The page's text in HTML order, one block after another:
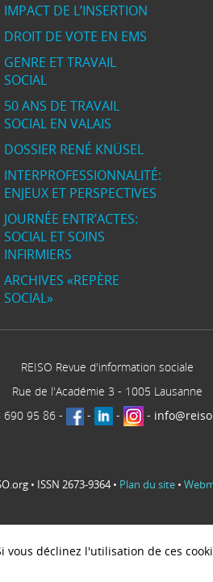
IMPACT DE L’INSERTION
DROIT DE VOTE EN EMS
GENRE ET TRAVAIL
SOCIAL
50 ANS DE TRAVAIL
SOCIAL EN VALAIS
DOSSIER RENÉ KNÜSEL
INTERPROFESSIONNALITÉ:
ENJEUX ET PERSPECTIVES
JOURNÉE ENTR’ACTES:
SOCIAL ET SOINS
INFIRMIERS
ARCHIVES «REPÈRE
SOCIAL»
REISO Revue d'information sociale
Rue de l'Académie 3 - 1005 Lausanne
690 95 86 - - - -
• ISSN 2673-9364 • Plan du site •
déclinez l'utilisation de ces